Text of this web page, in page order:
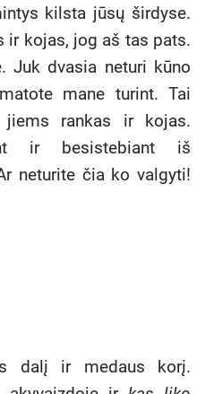
kilsta jūsų širdyse.
ir kojas, jog aš tas pats.
Juk dvasia neturi kūno
mane turint. Tai
rankas ir kojas.
ir besistebiant iš
neturite čia ko valgyti!
dalį ir medaus korį.